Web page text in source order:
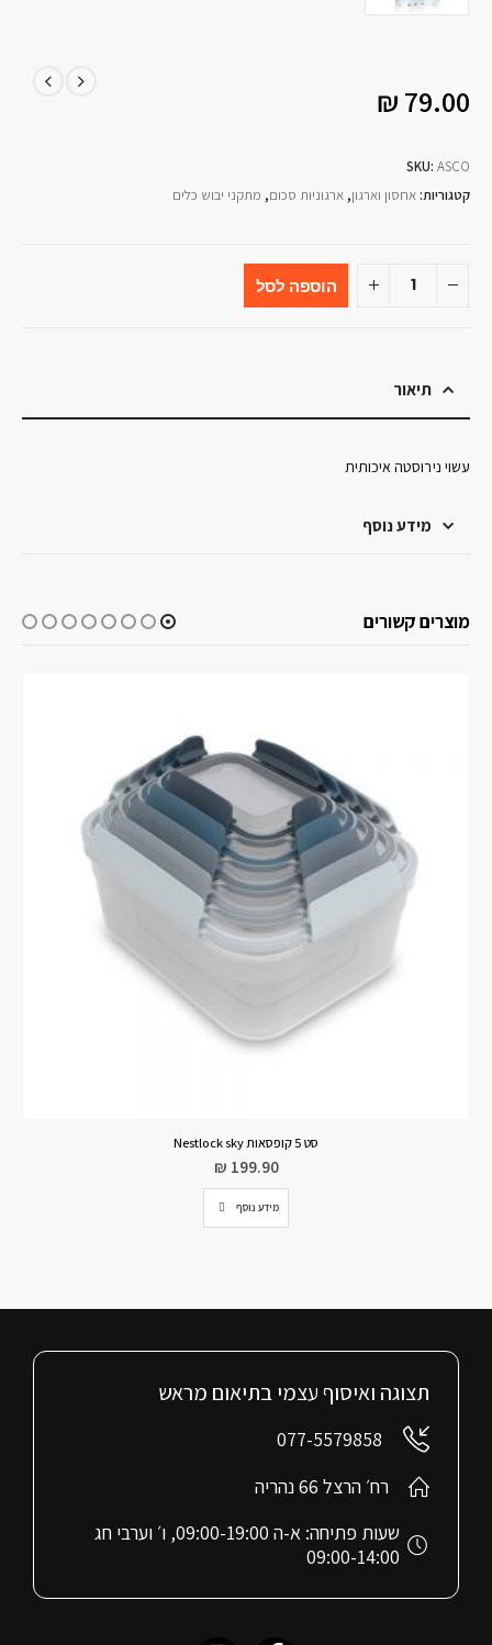
₪ 79.00
SKU: ASCO
קטגוריות:אחסון וארגון, ארגוניות סכום, מתקני יבוש כלים
הוספה לסל
תיאור
עשוי נירוסטה איכותית
מידע נוסף
מוצרים קשורים
ארגונית סכום DS כחול S
₪ 79.90
הוספה לסל
תצוגה ואיסוף עצמי בתיאום מראש
077-5579858
רח׳ הרצל 66 נהריה
שעות פתיחה: א-ה 09:00-19:00, ו׳ וערבי חג
09:00-14:00